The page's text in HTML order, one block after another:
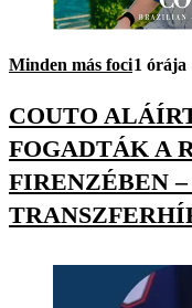
Minden más foci1 órája
COUTO
FOGADTÁK A
FIRENZÉBEN